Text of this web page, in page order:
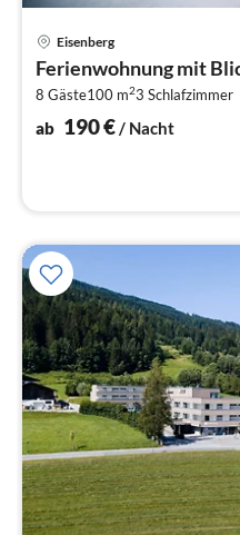
Eisenberg
Ferienwohnung mit
8 Gäste100 m23 Schlafzimmer
ab 190€/ Nacht